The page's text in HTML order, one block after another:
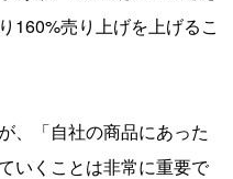
160%売り上げを上げるこ
、「自社の商品にあった
いくことは非常に重要で